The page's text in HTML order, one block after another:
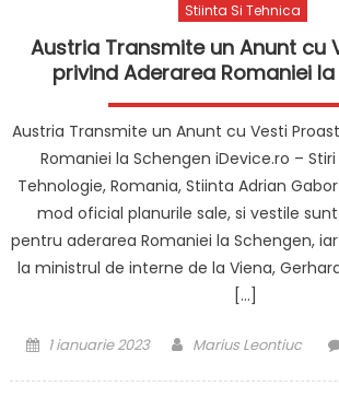
Stiinta Si Tehnica
Austria Transmite un Anunt cu
privind Aderarea Romaniei
Austria Transmite un Anunt cu Vesti
Romaniei la Schengen iDevice.ro –
Tehnologie, Romania, Stiinta Adrian
mod oficial planurile sale, si vestile
pentru aderarea Romaniei la Schengen,
la ministrul de interne de la Viena,
[…]
Posted
1 ianuarie 2023 Author
Marius Leontiuc